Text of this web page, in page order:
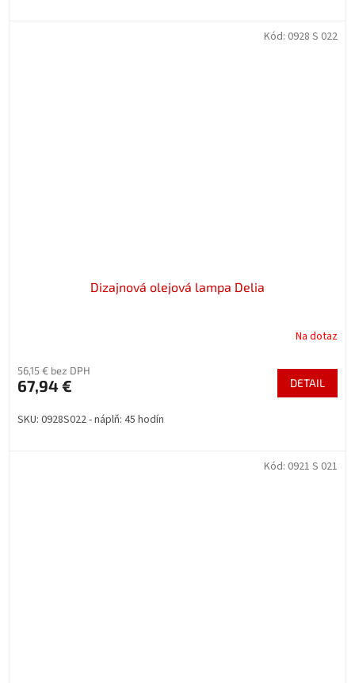
Dizajnová olejová lampa Delia
Na dotaz
56,15 € bez DPH
67,94 € DETAIL
SKU: 0928S022 - náplň: 45 hodín
Kód: 0928 S 022
Kód: 0921 S 021